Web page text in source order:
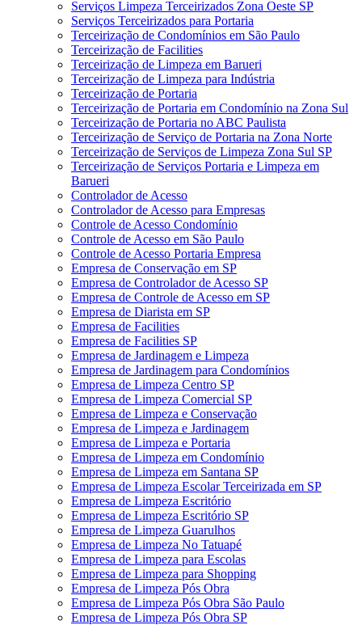
Serviços Limpeza Terceirizados Zona Oeste SP
Serviços Terceirizados para Portaria
Terceirização de Condomínios em São Paulo
Terceirização de Facilities
Terceirização de Limpeza em Barueri
Terceirização de Limpeza para Indústria
Terceirização de Portaria
Terceirização de Portaria em Condomínio na Zona Sul
Terceirização de Portaria no ABC Paulista
Terceirização de Serviço de Portaria na Zona Norte
Terceirização de Serviços de Limpeza Zona Sul SP
Terceirização de Serviços Portaria e Limpeza em
Barueri
Controlador de Acesso
Controlador de Acesso para Empresas
Controle de Acesso Condomínio
Controle de Acesso em São Paulo
Controle de Acesso Portaria Empresa
Empresa de Conservação em SP
Empresa de Controlador de Acesso SP
Empresa de Controle de Acesso em SP
Empresa de Diarista em SP
Empresa de Facilities
Empresa de Facilities SP
Empresa de Jardinagem e Limpeza
Empresa de Jardinagem para Condomínios
Empresa de Limpeza Centro SP
Empresa de Limpeza Comercial SP
Empresa de Limpeza e Conservação
Empresa de Limpeza e Jardinagem
Empresa de Limpeza e Portaria
Empresa de Limpeza em Condomínio
Empresa de Limpeza em Santana SP
Empresa de Limpeza Escolar Terceirizada em SP
Empresa de Limpeza Escritório
Empresa de Limpeza Escritório SP
Empresa de Limpeza Guarulhos
Empresa de Limpeza No Tatuapé
Empresa de Limpeza para Escolas
Empresa de Limpeza para Shopping
Empresa de Limpeza Pós Obra
Empresa de Limpeza Pós Obra São Paulo
Empresa de Limpeza Pós Obra SP